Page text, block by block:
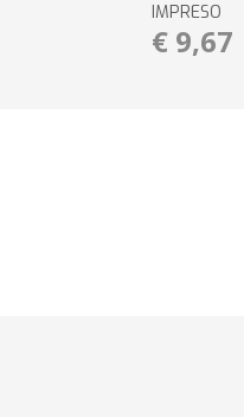
IMPRESO
€ 9,67